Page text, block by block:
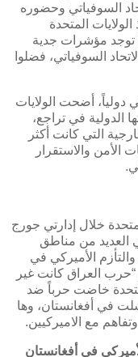
السوفياتي وحضوره
الولايات المتحدة
توجد مؤشرات جدية
السوفياتي، فضلوا
دولياً، أضحت الولايات
الدولية في تراجع،
التي كانت أكثر
الأمن والاستقرار
خلال إدارتي جورج
أخفقت في العديد من مناطق
والتأزم الأميركي في
“حرب العراق كانت غير
خاضت حرباً ضد
في أفغانستان، وها
مع الاميركيين.
الأميركي في أفغانستان